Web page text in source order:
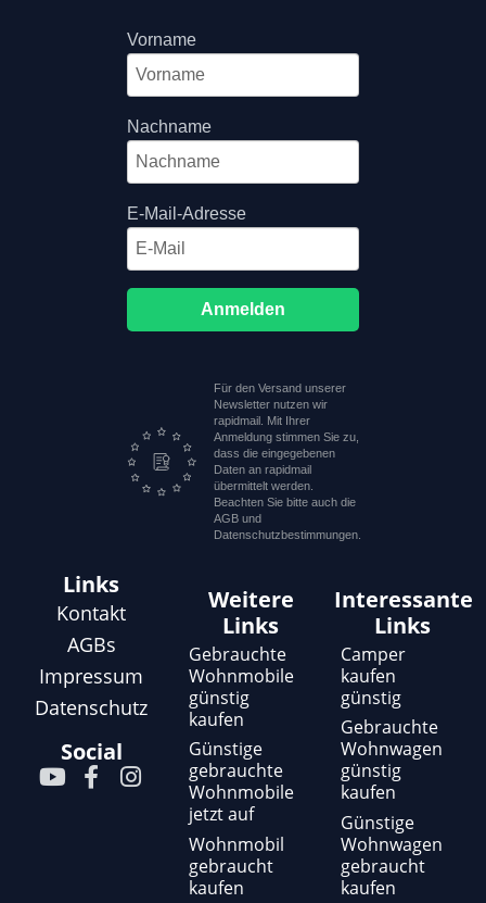
Vorname
Nachname
E-Mail-Adresse
Anmelden
Für den Versand unserer
Newsletter nutzen wir
rapidmail. Mit Ihrer
Anmeldung stimmen Sie zu,
dass die eingegebenen
Daten an rapidmail
übermittelt werden.
Beachten Sie bitte auch die
AGB und
Datenschutzbestimmungen.
Links
Kontakt
AGBs
Impressum
Datenschutz
Social
Y F
a
I
Weitere
Links
Gebrauchte
Wohnmobile
günstig
kaufen
Günstige
gebrauchte
Wohnmobile
jetzt auf
Wohnmobil
gebraucht
kaufen
Interessante
Links
Camper
kaufen
günstig
Gebrauchte
Wohnwagen
günstig
kaufen
Günstige
Wohnwagen
gebraucht
kaufen